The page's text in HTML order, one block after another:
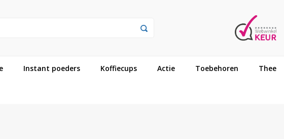
Instant poeders Koffiecups Actie Toebehoren Thee